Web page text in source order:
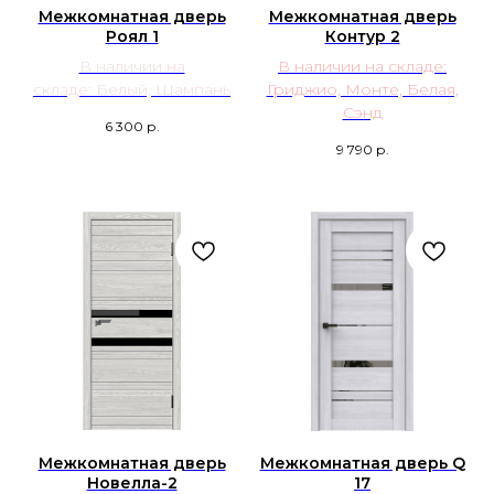
Межкомнатная дверь
Роял 1
В наличии на
складе: Белый, Шампань
6 300 р.
Межкомнатная дверь
Контур 2
В наличии на складе:
Гриджио, Монте, Белая,
Сэнд
9 790 р.
Межкомнатная дверь
Новелла-2
Межкомнатная дверь Q
17